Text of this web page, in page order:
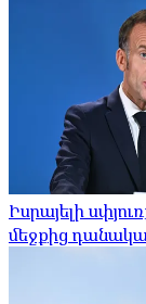
Իսրայելի
մեջքից